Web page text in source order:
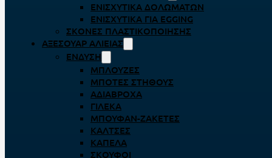
ΕΝΙΣΧΥΤΙΚΆ ΔΟΛΩΜΆΤΩΝ
ΕΝΙΣΧΥΤΙΚΆ ΓΙΑ EGGING
ΣΚΌΝΕΣ ΠΛΑΣΤΙΚΟΠΟΊΗΣΗΣ
ΑΞΕΣΟΥΆΡ ΑΛΙΕΊΑΣ
ΈΝΔΥΣΗ
ΜΠΛΟΎΖΕΣ
ΜΠΌΤΕΣ ΣΤΉΘΟΥΣ
ΑΔΙΆΒΡΟΧΑ
ΓΙΛΈΚΑ
ΜΠΟΥΦΆΝ-ΖΑΚΈΤΕΣ
ΚΆΛΤΣΕΣ
ΚΑΠΈΛΑ
ΣΚΟΎΦΟΙ